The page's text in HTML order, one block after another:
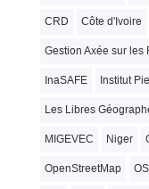
CRD Côte d'Ivoire
Gestion Axée sur les
InaSAFE Institut
Les Libres
MIGEVEC Niger
OpenStreetMap